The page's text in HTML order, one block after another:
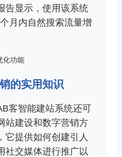
告显示，使用该系统
月内自然搜索流量增
的实用知识
客智能建站系统还可
站建设和数字营销方
它提供如何创建引人
社交媒体进行推广以